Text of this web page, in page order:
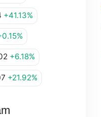
+41.13%
+6.18%
+21.92%